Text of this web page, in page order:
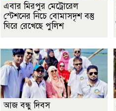
এবার মিরপুর মেট্রোরেল
স্টেশনের নিচে বোমাসদৃশ বস্তু
ঘিরে রেখেছে পুলিশ
আজ বন্ধু দিবস